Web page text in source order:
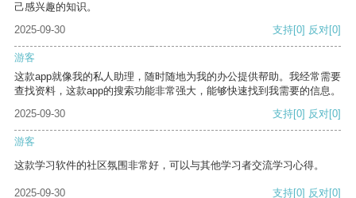
己感兴趣的知识。
2025-09-30
支持[0] 反对[0]
游客
这款app就像我的私人助理，随时随地为我的办公提供帮助。我经常需要
查找资料，这款app的搜索功能非常强大，能够快速找到我需要的信息。
2025-09-30
支持[0] 反对[0]
游客
这款学习软件的社区氛围非常好，可以与其他学习者交流学习心得。
2025-09-30 支持[0] 反对[0]